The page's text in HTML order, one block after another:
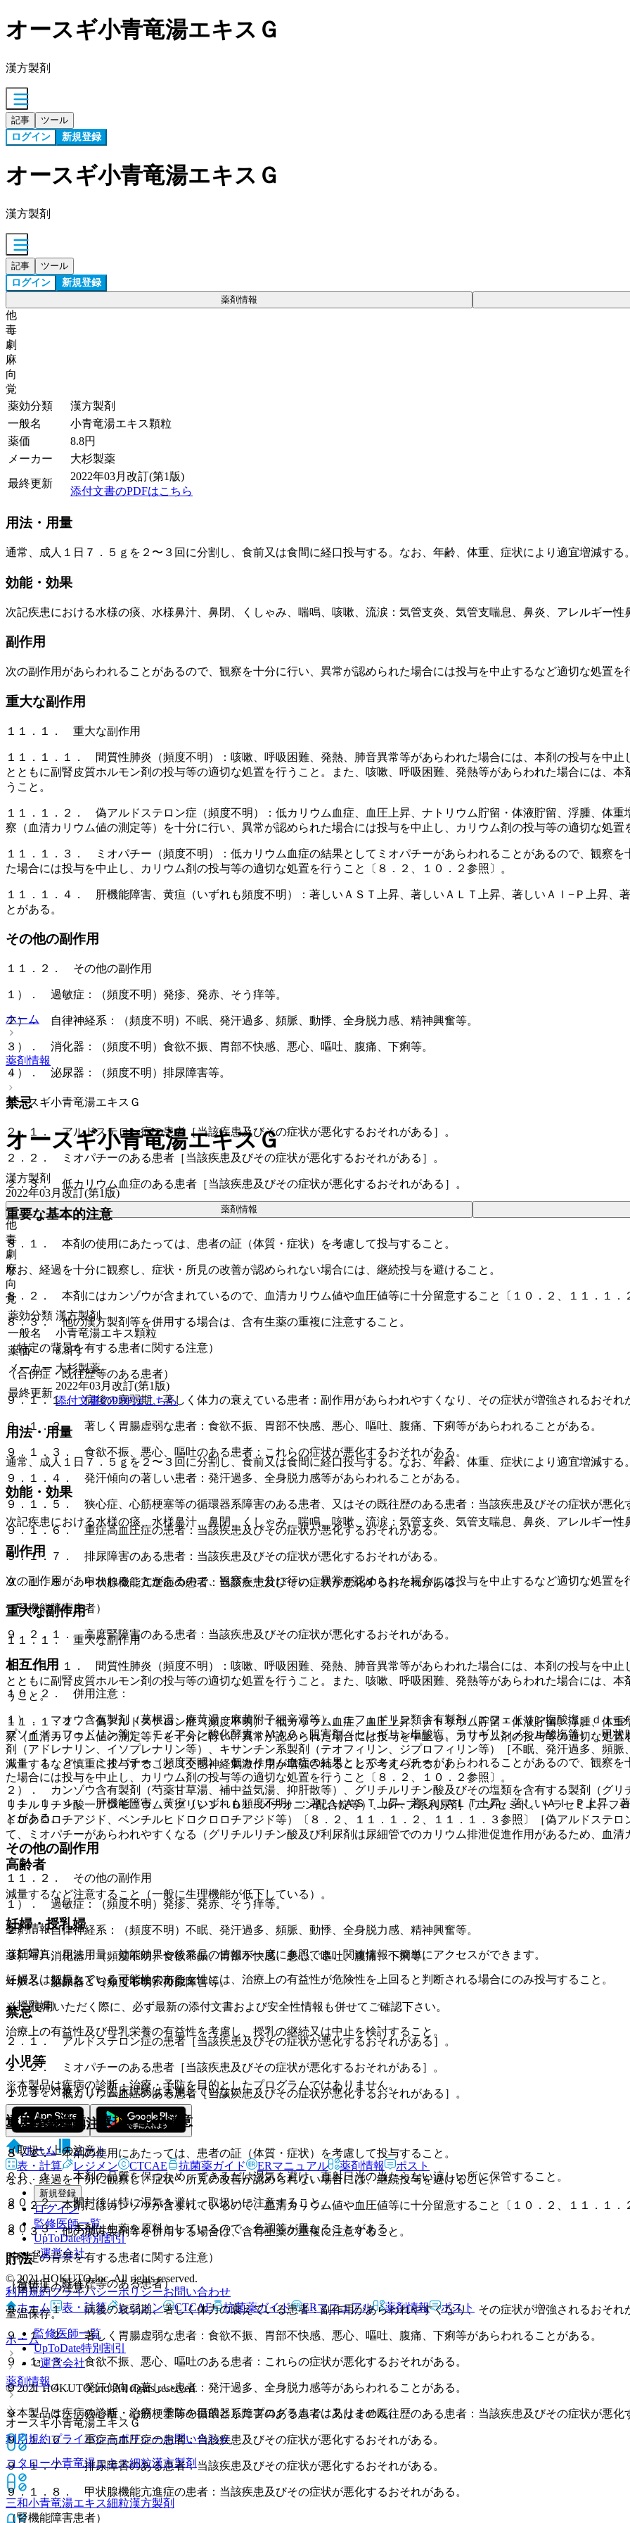
オースギ小青竜湯エキスＧ
漢方製剤
記事 ツール
ログイン 新規登録
オースギ小青竜湯エキスＧ
漢方製剤
記事 ツール
ログイン 新規登録
薬剤情報
他
毒
劇
麻
向
覚
薬効分類
漢方製剤
一般名
小青竜湯エキス顆粒
薬価
8.8円
メーカー
大杉製薬
最終更新
2022年03月改訂(第1版)
添付文書のPDFはこちら
用法・用量
通常、成人１日７．５ｇを２〜３回に分割し、食前又は食間に経口投与する。なお、年齢、体重、症状により適宜増減する
効能・効果
次記疾患における水様の痰、水様鼻汁、鼻閉、くしゃみ、喘鳴、咳嗽、流涙：気管支炎、気管支喘息、鼻炎、アレルギー
副作用
次の副作用があらわれることがあるので、観察を十分に行い、異常が認められた場合には投与を中止するなど適切な処置を
重大な副作用
１１．１． 重大な副作用
１１．１．１． 間質性肺炎（頻度不明）：咳嗽、呼吸困難、発熱、肺音異常等があらわれた場合には、本剤の投与を中
とともに副腎皮質ホルモン剤の投与等の適切な処置を行うこと。また、咳嗽、呼吸困難、発熱等があらわれた場合には、
うこと。
１１．１．２． 偽アルドステロン症（頻度不明）：低カリウム血症、血圧上昇、ナトリウム貯留・体液貯留、浮腫、体
察（血清カリウム値の測定等）を十分に行い、異常が認められた場合には投与を中止し、カリウム剤の投与等の適切な処
１１．１．３． ミオパチー（頻度不明）：低カリウム血症の結果としてミオパチーがあらわれることがあるので、観察
た場合には投与を中止し、カリウム剤の投与等の適切な処置を行うこと〔８．２、１０．２参照〕。
１１．１．４． 肝機能障害、黄疸（いずれも頻度不明）：著しいＡＳＴ上昇、著しいＡＬＴ上昇、著しいＡｌ−Ｐ上昇、
とがある。
その他の副作用
１１．２． その他の副作用
１）． 過敏症：（頻度不明）発疹、発赤、そう痒等。
２）． 自律神経系：（頻度不明）不眠、発汗過多、頻脈、動悸、全身脱力感、精神興奮等。
３）． 消化器：（頻度不明）食欲不振、胃部不快感、悪心、嘔吐、腹痛、下痢等。
４）． 泌尿器：（頻度不明）排尿障害等。
禁忌
２．１． アルドステロン症の患者［当該疾患及びその症状が悪化するおそれがある］。
２．２． ミオパチーのある患者［当該疾患及びその症状が悪化するおそれがある］。
２．３． 低カリウム血症のある患者［当該疾患及びその症状が悪化するおそれがある］。
重要な基本的注意
８．１． 本剤の使用にあたっては、患者の証（体質・症状）を考慮して投与すること。
なお、経過を十分に観察し、症状・所見の改善が認められない場合には、継続投与を避けること。
８．２． 本剤にはカンゾウが含まれているので、血清カリウム値や血圧値等に十分留意すること〔１０．２、１１．１．
８．３． 他の漢方製剤等を併用する場合は、含有生薬の重複に注意すること。
（特定の背景を有する患者に関する注意）
（合併症・既往歴等のある患者）
９．１．１． 病後の衰弱期、著しく体力の衰えている患者：副作用があらわれやすくなり、その症状が増強されるおそれ
９．１．２． 著しく胃腸虚弱な患者：食欲不振、胃部不快感、悪心、嘔吐、腹痛、下痢等があらわれることがある。
９．１．３． 食欲不振、悪心、嘔吐のある患者：これらの症状が悪化するおそれがある。
９．１．４． 発汗傾向の著しい患者：発汗過多、全身脱力感等があらわれることがある。
９．１．５． 狭心症、心筋梗塞等の循環器系障害のある患者、又はその既往歴のある患者：当該疾患及びその症状が悪化
９．１．６． 重症高血圧症の患者：当該疾患及びその症状が悪化するおそれがある。
９．１．７． 排尿障害のある患者：当該疾患及びその症状が悪化するおそれがある。
９．１．８． 甲状腺機能亢進症の患者：当該疾患及びその症状が悪化するおそれがある。
（腎機能障害患者）
９．２．１． 高度腎障害のある患者：当該疾患及びその症状が悪化するおそれがある。
相互作用
１０．２． 併用注意：
１）． マオウ含有製剤（葛根湯、麻黄湯、麻黄附子細辛湯等）、エフェドリン類含有製剤（エフェドリン塩酸塩、ｄｌ−
プソイドエフェドリン等）、モノアミン酸化酵素＜ＭＡＯ＞阻害剤（セレギリン塩酸塩、ラサギリンメシル酸塩等）、甲
剤（アドレナリン、イソプレナリン等）、キサンチン系製剤（テオフィリン、ジプロフィリン等）［不眠、発汗過多、頻
減量するなど慎重に投与すること（交感神経刺激作用が増強されることが考えられる）］。
２）． カンゾウ含有製剤（芍薬甘草湯、補中益気湯、抑肝散等）、グリチルリチン酸及びその塩類を含有する製剤（グ
リチルリチン酸一アンモニウム・グリシン・ＤＬ−メチオニン配合錠等）、ループ系利尿剤（アゾセミド、トラセミド、フ
ドロクロロチアジド、ベンチルヒドロクロロチアジド等）〔８．２、１１．１．２、１１．１．３参照〕［偽アルドステ
て、ミオパチーがあらわれやすくなる（グリチルリチン酸及び利尿剤は尿細管でのカリウム排泄促進作用があるため、血
高齢者
減量するなど注意すること（一般に生理機能が低下している）。
妊婦・授乳婦
（妊婦）
妊婦又は妊娠している可能性のある女性には、治療上の有益性が危険性を上回ると判断される場合にのみ投与すること。
（授乳婦）
治療上の有益性及び母乳栄養の有益性を考慮し、授乳の継続又は中止を検討すること。
小児等
小児等を対象とした臨床試験は実施していない。
適用上の注意、取扱い上の注意
（取扱い上の注意）
２０．１． 本剤の品質を保つため、できるだけ湿気を避け、直射日光の当たらない涼しい所に保管すること。
２０．２． 開封後は特に湿気を避け、取扱いに注意すること。
２０．３． 本剤は生薬を原料としているので、色調等が異なることがある。
貯法
（保管上の注意）
室温保存。
ホーム
薬剤情報
オースギ小青竜湯エキスＧ
コタロー小青竜湯エキス細粒漢方製剤
三和小青竜湯エキス細粒漢方製剤
ホーム
薬剤情報
オースギ小青竜湯エキスＧ
オースギ小青竜湯エキスＧ
漢方製剤
2022年03月改訂(第1版)
薬剤情報
他
毒
劇
麻
向
覚
薬効分類 漢方製剤
一般名
小青竜湯エキス顆粒
薬価
8.8円
メーカー 大杉製薬
最終更新
2022年03月改訂(第1版)
添付文書のPDFはこちら
用法・用量
通常、成人１日７．５ｇを２〜３回に分割し、食前又は食間に経口投与する。なお、年齢、体重、症状により適宜増減する
効能・効果
次記疾患における水様の痰、水様鼻汁、鼻閉、くしゃみ、喘鳴、咳嗽、流涙：気管支炎、気管支喘息、鼻炎、アレルギー
副作用
次の副作用があらわれることがあるので、観察を十分に行い、異常が認められた場合には投与を中止するなど適切な処置を
重大な副作用
１１．１． 重大な副作用
１１．１．１． 間質性肺炎（頻度不明）：咳嗽、呼吸困難、発熱、肺音異常等があらわれた場合には、本剤の投与を中
とともに副腎皮質ホルモン剤の投与等の適切な処置を行うこと。また、咳嗽、呼吸困難、発熱等があらわれた場合には、
うこと。
１１．１．２． 偽アルドステロン症（頻度不明）：低カリウム血症、血圧上昇、ナトリウム貯留・体液貯留、浮腫、体
察（血清カリウム値の測定等）を十分に行い、異常が認められた場合には投与を中止し、カリウム剤の投与等の適切な処
１１．１．３． ミオパチー（頻度不明）：低カリウム血症の結果としてミオパチーがあらわれることがあるので、観察
た場合には投与を中止し、カリウム剤の投与等の適切な処置を行うこと〔８．２、１０．２参照〕。
１１．１．４． 肝機能障害、黄疸（いずれも頻度不明）：著しいＡＳＴ上昇、著しいＡＬＴ上昇、著しいＡｌ−Ｐ上昇、
とがある。
その他の副作用
１１．２． その他の副作用
１）． 過敏症：（頻度不明）発疹、発赤、そう痒等。
２）． 自律神経系：（頻度不明）不眠、発汗過多、頻脈、動悸、全身脱力感、精神興奮等。
３）． 消化器：（頻度不明）食欲不振、胃部不快感、悪心、嘔吐、腹痛、下痢等。
４）． 泌尿器：（頻度不明）排尿障害等。
禁忌
２．１． アルドステロン症の患者［当該疾患及びその症状が悪化するおそれがある］。
２．２． ミオパチーのある患者［当該疾患及びその症状が悪化するおそれがある］。
２．３． 低カリウム血症のある患者［当該疾患及びその症状が悪化するおそれがある］。
重要な基本的注意
８．１． 本剤の使用にあたっては、患者の証（体質・症状）を考慮して投与すること。
なお、経過を十分に観察し、症状・所見の改善が認められない場合には、継続投与を避けること。
８．２． 本剤にはカンゾウが含まれているので、血清カリウム値や血圧値等に十分留意すること〔１０．２、１１．１．
８．３． 他の漢方製剤等を併用する場合は、含有生薬の重複に注意すること。
（特定の背景を有する患者に関する注意）
（合併症・既往歴等のある患者）
９．１．１． 病後の衰弱期、著しく体力の衰えている患者：副作用があらわれやすくなり、その症状が増強されるおそれ
９．１．２． 著しく胃腸虚弱な患者：食欲不振、胃部不快感、悪心、嘔吐、腹痛、下痢等があらわれることがある。
９．１．３． 食欲不振、悪心、嘔吐のある患者：これらの症状が悪化するおそれがある。
９．１．４． 発汗傾向の著しい患者：発汗過多、全身脱力感等があらわれることがある。
９．１．５． 狭心症、心筋梗塞等の循環器系障害のある患者、又はその既往歴のある患者：当該疾患及びその症状が悪化
９．１．６． 重症高血圧症の患者：当該疾患及びその症状が悪化するおそれがある。
９．１．７． 排尿障害のある患者：当該疾患及びその症状が悪化するおそれがある。
９．１．８． 甲状腺機能亢進症の患者：当該疾患及びその症状が悪化するおそれがある。
（腎機能障害患者）
薬剤情報
薬剤写真、用法用量、効能効果や後発品の情報が一度に参照でき、関連情報へ簡単にアクセスができます。
一般名、製品名どちらでも検索可能！
※ ご使用いただく際に、必ず最新の添付文書および安全性情報も併せてご確認下さい。
※本製品は疾病の診断・治療・予防を目的としたプログラムではありません。
ホーム
ノート
表・計算
レジメン CTCAE 抗菌薬ガイド ERマニュアル 薬剤情報 ポスト
新規登録
ログイン
監修医師一覧
UpToDate特別割引
運営会社
© 2021 HOKUTO Inc. All rights reserved.
利用規約プライバシーポリシーお問い合わせ
ホーム
表・計算 レジメン CTCAE 抗菌薬ガイド ERマニュアル 薬剤情報 ポスト
監修医師一覧
UpToDate特別割引
運営会社
© 2021 HOKUTO Inc. All rights reserved.
※本製品は疾病の診断・治療・予防を目的としたプログラムではありません。
利用規約プライバシーポリシーお問い合わせ